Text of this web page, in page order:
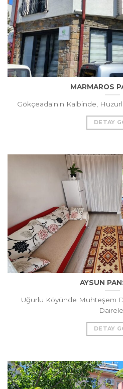
MARMAROS
Gökçeada'nın Kalbinde,
DETAY
AYSUN
Uğurlu Köyünde Muhteşem
DETAY